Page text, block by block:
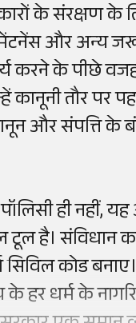
के संरक्षण के
मेंटनेंस और अन्य
करने के पीछे
कानूनी तौर पर
और संपत्ति के
ही नहीं,
है। संविधान
सिविल कोड
हर धर्म के